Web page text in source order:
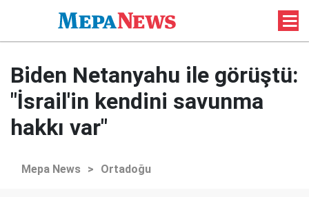
Biden Netanyahu ile görüştü:
"İsrail'in kendini savunma
hakkı var"
Mepa News > Ortadoğu